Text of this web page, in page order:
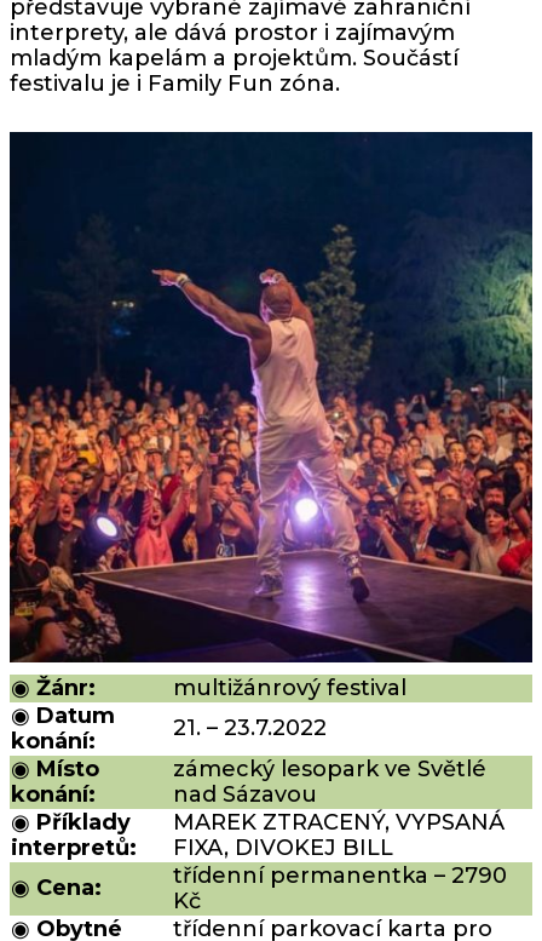
představuje vybrané zajímavé zahraniční
interprety, ale dává prostor i zajímavým
mladým kapelám a projektům. Součástí
festivalu je i Family Fun zóna.
◉ Žánr:
multižánrový festival
◉ Datum
konání:
21. – 23.7.2022
◉ Místo
konání:
zámecký lesopark ve Světlé
nad Sázavou
◉ Příklady
interpretů:
MAREK ZTRACENÝ, VYPSANÁ
FIXA, DIVOKEJ BILL
◉ Cena:
třídenní permanentka – 2790
Kč
◉ Obytné
třídenní parkovací karta pro